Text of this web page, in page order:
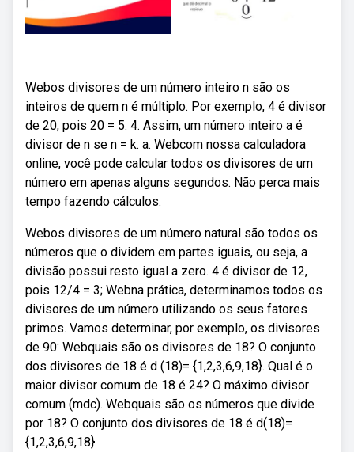
Webos divisores de um número inteiro n são os
inteiros de quem n é múltiplo. Por exemplo, 4 é divisor
de 20, pois 20 = 5. 4. Assim, um número inteiro a é
divisor de n se n = k. a. Webcom nossa calculadora
online, você pode calcular todos os divisores de um
número em apenas alguns segundos. Não perca mais
tempo fazendo cálculos.
Webos divisores de um número natural são todos os
números que o dividem em partes iguais, ou seja, a
divisão possui resto igual a zero. 4 é divisor de 12,
pois 12/4 = 3; Webna prática, determinamos todos os
divisores de um número utilizando os seus fatores
primos. Vamos determinar, por exemplo, os divisores
de 90: Webquais são os divisores de 18? O conjunto
dos divisores de 18 é d (18)= {1,2,3,6,9,18}. Qual é o
maior divisor comum de 18 é 24? O máximo divisor
comum (mdc). Webquais são os números que divide
por 18? O conjunto dos divisores de 18 é d(18)=
{1,2,3,6,9,18}.